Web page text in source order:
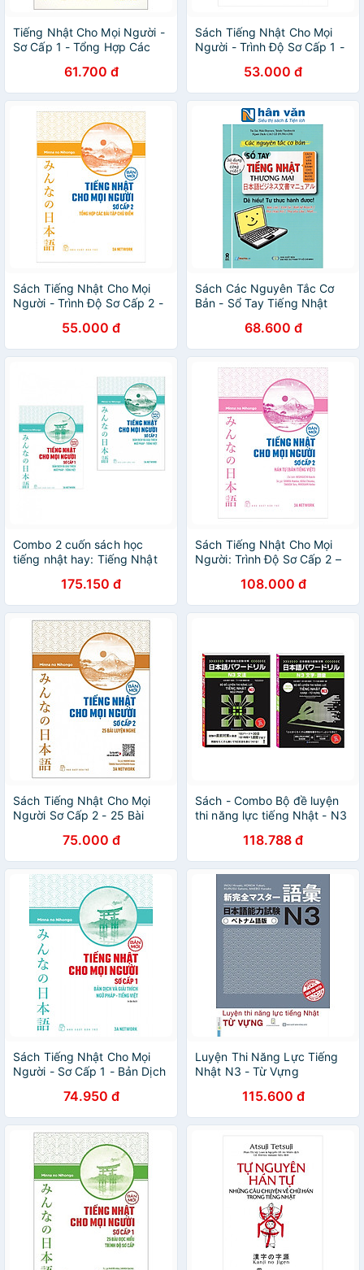
Tiếng Nhật Cho Mọi Người -
Sơ Cấp 1 - Tổng Hợp Các
61.700 đ
Sách Tiếng Nhật Cho Mọi
Người - Trình Độ Sơ Cấp 1 -
Điểm (Bản Mới)
53.000 đ
Sách Tiếng Nhật Cho Mọi
Người - Trình Độ Sơ Cấp 2 -
Điểm (Bản Mới)
55.000 đ
Sách Các Nguyên Tắc Cơ
Bản - Sổ Tay Tiếng Nhật
68.600 đ
Combo 2 cuốn sách học
tiếng nhật hay: Tiếng Nhật
2 - Bản Dịch Và Giải Thích
Ngữ Pháp - Tiếng Việt (
Tặng kèm Bookmark Happy
Life)
175.150 đ
Sách Tiếng Nhật Cho Mọi
Người: Trình Độ Sơ Cấp 2 –
(Bản Mới)108.000 đ
Sách Tiếng Nhật Cho Mọi
Người Sơ Cấp 2 - 25 Bài
75.000 đ
Sách - Combo Bộ đề luyện
thi năng lực tiếng Nhật - N3
118.788 đ
Sách Tiếng Nhật Cho Mọi
Người - Sơ Cấp 1 - Bản Dịch
Tiếng Việt (Bản Mới)
74.950 đ
Luyện Thi Năng Lực Tiếng
Nhật N3 - Từ Vựng
115.600 đ